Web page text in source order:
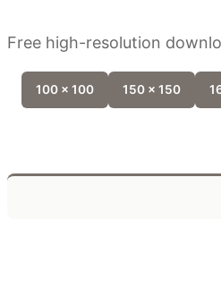
Free high-resolution
100 x 100 150 x 150